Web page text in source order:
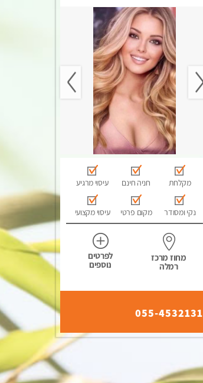
מקלחת חניה חינם עיסוי מרגיע
נקי ומסודר מקום פרטי עיסוי מקצועי
מחוז מרכז
רמלה
לפרטים
נוספים
055-4532131